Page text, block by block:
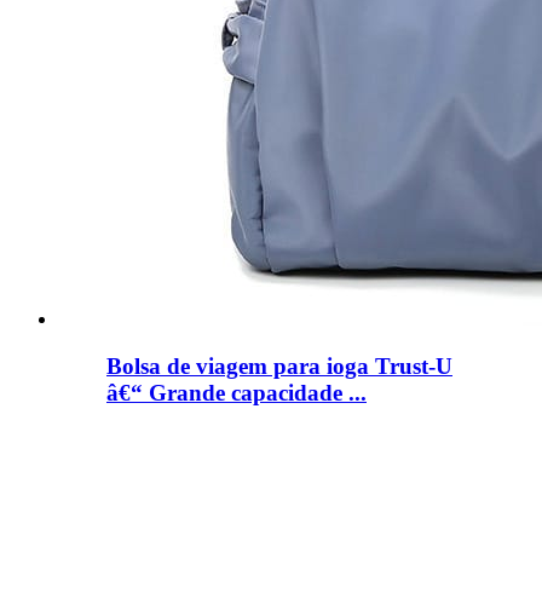
Bolsa de viagem para ioga Trust-U
â€“ Grande capacidade ...